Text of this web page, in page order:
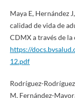
Maya E, Hernández
calidad de vida de
CDMX a través de la
https://
12.pdf
Rodríguez-
M, Fernández-